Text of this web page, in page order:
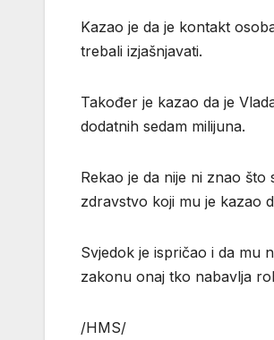
Kazao je da je kontakt
trebali izjašnjavati.
Također je kazao da je
dodatnih sedam milijuna.
Rekao je da nije ni znao
zdravstvo koji mu je kazao
Svjedok je ispričao i da mu
zakonu onaj tko nabavlja
/HMS/